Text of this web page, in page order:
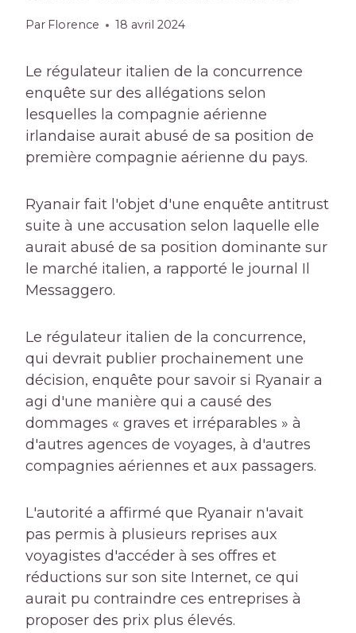
Par Florence 18 avril 2024
Le régulateur italien de la concurrence
enquête sur des allégations selon
lesquelles la compagnie aérienne
irlandaise aurait abusé de sa position de
première compagnie aérienne du pays.
Ryanair fait l'objet d'une enquête antitrust
suite à une accusation selon laquelle elle
aurait abusé de sa position dominante sur
le marché italien, a rapporté le journal Il
Messaggero.
Le régulateur italien de la concurrence,
qui devrait publier prochainement une
décision, enquête pour savoir si Ryanair a
agi d'une manière qui a causé des
dommages « graves et irréparables » à
d'autres agences de voyages, à d'autres
compagnies aériennes et aux passagers.
L'autorité a affirmé que Ryanair n'avait
pas permis à plusieurs reprises aux
voyagistes d'accéder à ses offres et
réductions sur son site Internet, ce qui
aurait pu contraindre ces entreprises à
proposer des prix plus élevés.